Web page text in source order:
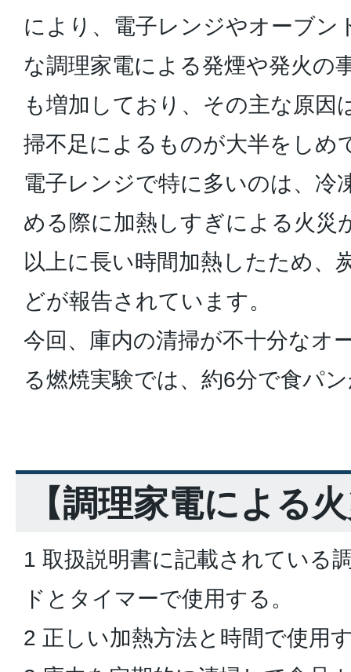
により、電子レンジやオーブン
な調理家電による発煙や発火の
も増加しており、その主な原因
掃不足によるものが大半をしめ
電子レンジで特に多いのは、冷
める際に加熱しすぎによる火災
以上に長い時間加熱したため、
どが報告されています。
今回、庫内の清掃が不十分なオ
る燃焼実験では、約6分で食パ
【調理家電による
1 取扱説明書に記載されている
ドとタイマーで使用する。
2 正しい加熱方法と時間で使用